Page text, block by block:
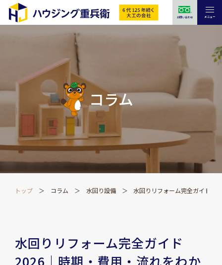
お問い合わせ メニュー
コラム
トップ コラム 水回り設備 水回りリフォーム完全ガイド
水回りリフォーム完全ガイド
2026｜時期・費用・流れをわか